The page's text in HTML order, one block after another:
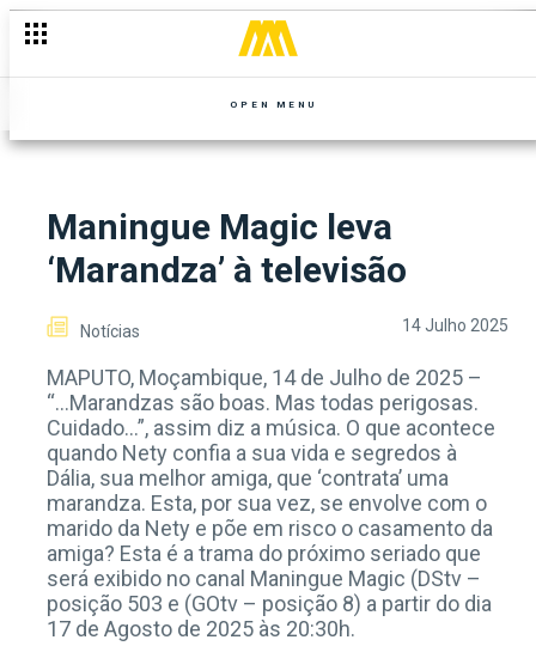
OPEN MENU
Maningue Magic leva
‘Marandza’ à televisão
Notícias 14 Julho 2025
MAPUTO, Moçambique, 14 de Julho de 2025 –
“…Marandzas são boas. Mas todas perigosas.
Cuidado…”, assim diz a música. O que acontece
quando Nety confia a sua vida e segredos à
Dália, sua melhor amiga, que ‘contrata’ uma
marandza. Esta, por sua vez, se envolve com o
marido da Nety e põe em risco o casamento da
amiga? Esta é a trama do próximo seriado que
será exibido no canal Maningue Magic (DStv –
posição 503 e (GOtv – posição 8) a partir do dia
17 de Agosto de 2025 às 20:30h.
Segue o baile no mês de Julho